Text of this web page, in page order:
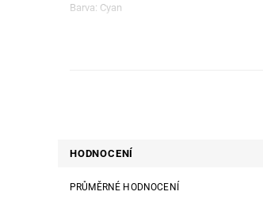
Barva: Cyan
HODNOCENÍ
PRŮMĚRNÉ HODNOCENÍ